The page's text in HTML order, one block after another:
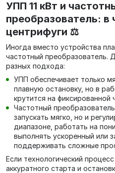
УПП 11 кВт и
преобразователь: в
центрифуги ⚖️
Иногда вместо устройства
частотный преобразователь.
разных подхода:
УПП обеспечивает только
плавную остановку, но в
крутится на фиксированной
Частотный
запускать мягко, но и
диапазоне, работать на
выполнять ускоренный или
поддерживать сложные
Если технологический
аккуратного старта и